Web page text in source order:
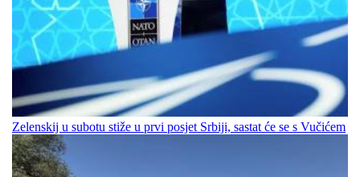
Zelenskij u subotu stiže u prvi posjet Srbiji, sastat će se s Vučićem